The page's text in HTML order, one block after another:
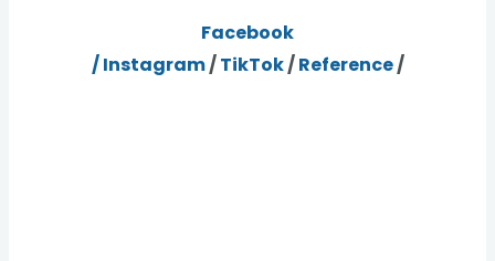
Facebook
/Instagram/TikTok/Reference/